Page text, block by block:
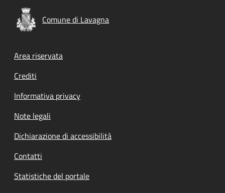
Comune di Lavagna
Footer menu
Area riservata
Crediti
Informativa privacy
Note legali
Dichiarazione di accessibilità
Contatti
Statistiche del portale